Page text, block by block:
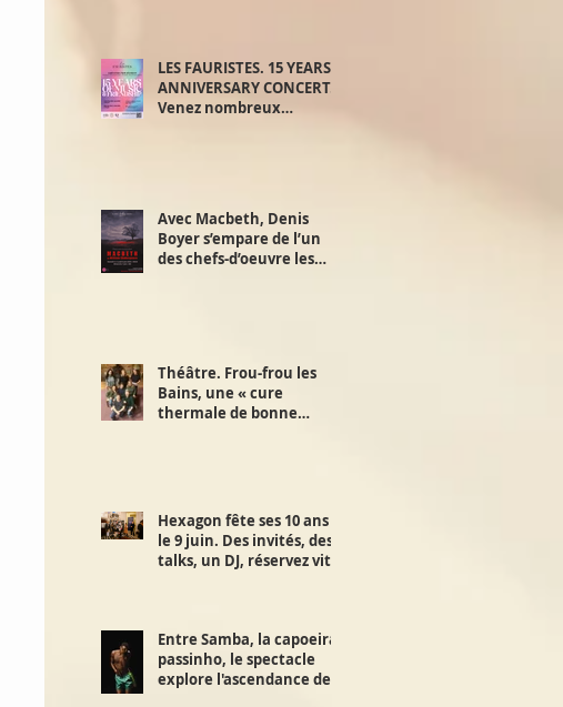
LES FAURISTES. 15 YEARS
ANNIVERSARY CONCERT.
Venez nombreux
Avec Macbeth, Denis
Boyer s’empare de l’un
des chefs-d’oeuvre les
Erdman. L'interview !
Théâtre. Frou-frou les
Bains, une « cure
thermale de bonne
Hexagon fête ses 10 ans
le 9 juin. Des invités, des
talks, un DJ, réservez vite
Entre Samba, la capoeira,
passinho, le spectacle
explore l'ascendance de